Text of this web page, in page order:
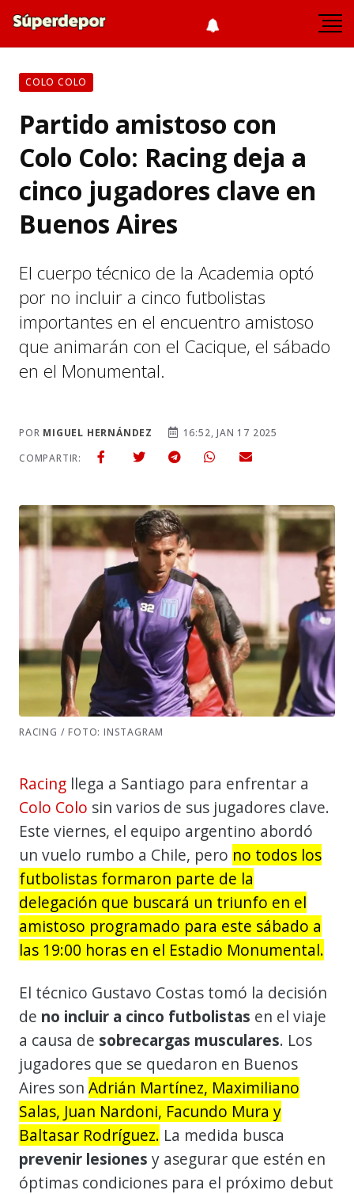
COLO COLO
Partido amistoso con
Colo Colo: Racing deja a
cinco jugadores clave en
Buenos Aires
El cuerpo técnico de la Academia optó
por no incluir a cinco futbolistas
importantes en el encuentro amistoso
que animarán con el Cacique, el sábado
en el Monumental.
POR MIGUEL HERNÁNDEZ
16:52, JAN 17 2025
COMPARTIR:
RACING / FOTO: INSTAGRAM
Racing llega a Santiago para enfrentar a
Colo Colo sin varios de sus jugadores clave.
Este viernes, el equipo argentino abordó
un vuelo rumbo a Chile, pero no todos los
futbolistas formaron parte de la
delegación que buscará un triunfo en el
amistoso programado para este sábado a
las 19:00 horas en el Estadio Monumental.
El técnico Gustavo Costas tomó la decisión
de no incluir a cinco futbolistas en el viaje
a causa de sobrecargas musculares. Los
jugadores que se quedaron en Buenos
Aires son Adrián Martínez, Maximiliano
Salas, Juan Nardoni, Facundo Mura y
Baltasar Rodríguez. La medida busca
prevenir lesiones y asegurar que estén en
óptimas condiciones para el próximo debut